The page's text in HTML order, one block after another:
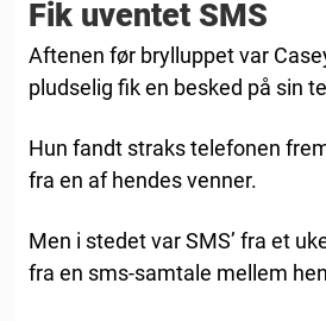
Fik uventet SMS
Aftenen før brylluppet var
pludselig fik en besked på sin
Hun fandt straks telefonen
fra en af hendes venner.
Men i stedet var SMS’ fra et
fra en sms-samtale mellem